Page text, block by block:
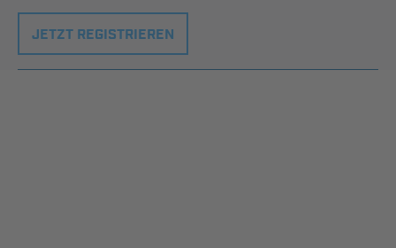
JETZT REGISTRIEREN